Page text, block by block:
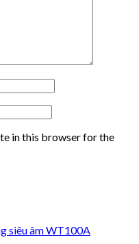
in this browser for the